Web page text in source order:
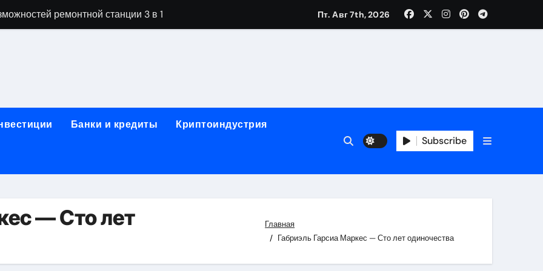
ремонтной станции 3 в 1
изоляции для промышленных объектов и конструкций
онлайн-образования в сфере актуальных профессий
регистрация, разрешение споров и правовые аспекты авторского и патентного права
в USDT: механизм работы, риски и правовой статус услуг без верификации
ОСАГО в 2026 году
Пт. Авг 7th, 2026
Банки и кредиты Криптоиндустрия
Subscribe
— Сто лет
Главная
Габриэль Гарсиа Маркес — Сто лет одиночества